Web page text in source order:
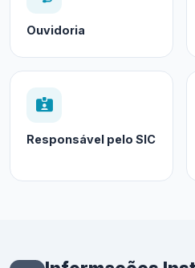
Ouvidoria
Responsável pelo SIC